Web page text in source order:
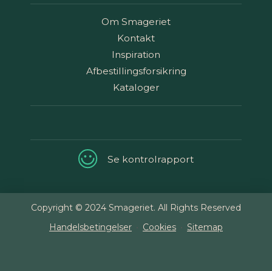
Om Smageriet
Kontakt
Inspiration
Afbestillingsforsikring
Kataloger
Se kontrolrapport
Copyright © 2024 Smageriet. All Rights Reserved
Handelsbetingelser
Cookies Sitemap